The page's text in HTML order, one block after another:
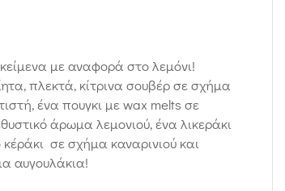
με αναφορά στο λεμόνι!
πλεκτά, κίτρινα σουβέρ σε σχήμα
ένα πουγκι με wax melts σε
άρωμα λεμονιού, ένα λικεράκι
σε σχήμα καναρινιού και
αυγουλάκια!